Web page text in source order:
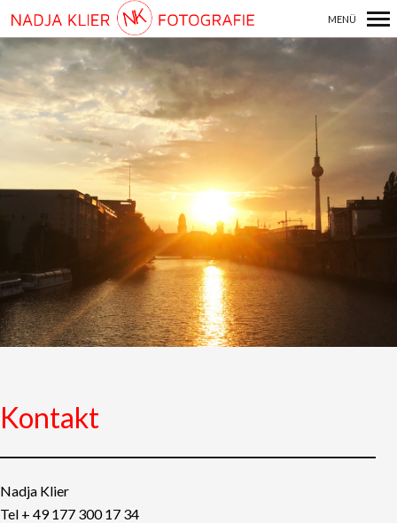
Primär-
Navigation
MENÜ
Kontakt
Nadja Klier
Tel + 49 177 300 17 34